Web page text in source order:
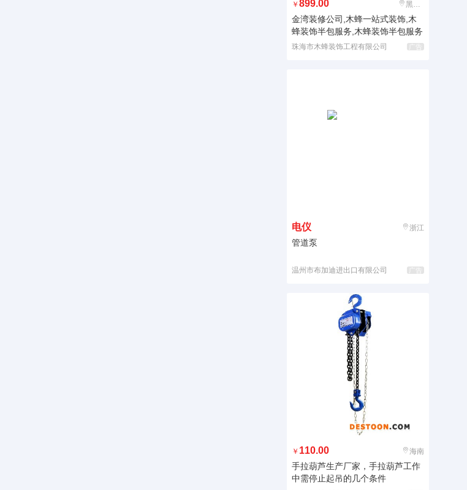
￥ 899.00 黑龙江
金湾装修公司,木蜂一站式装饰,木
蜂装饰半包服务,木蜂装饰半包服务
珠海市木蜂装饰工程有限公司 广告
电仪 浙江
管道泵
温州市布加迪进出口有限公司 广告
￥ 110.00 海南
手拉葫芦生产厂家，手拉葫芦工作
中需停止起吊的几个条件